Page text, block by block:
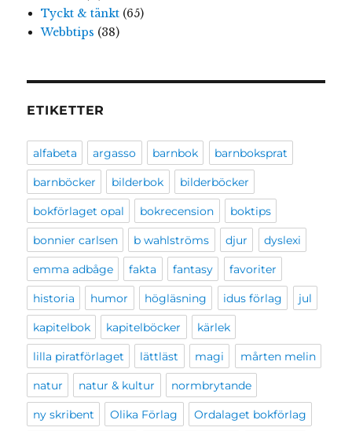
Tyckt & tänkt(65)
Webbtips (38)
ETIKETTER
alfabeta argasso barnbok barnboksprat
barnböcker bilderbok bilderböcker
bokförlaget opal bokrecension boktips
bonnier carlsen b wahlströms djur dyslexi
emma adbåge fakta fantasy favoriter
historia humor högläsning idus förlag jul
kapitelbok kapitelböcker kärlek
lilla piratförlaget lättläst magi mårten melin
natur natur & kultur normbrytande
ny skribent Olika Förlag Ordalaget bokförlag